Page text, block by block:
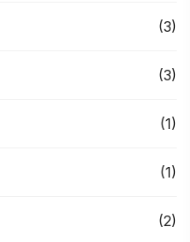
(3)
(3)
(1)
(1)
(2)